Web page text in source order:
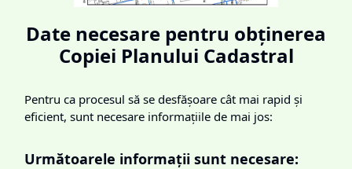
Date necesare pentru obținerea
Copiei Planului Cadastral
Pentru ca procesul să se desfășoare cât mai rapid și
eficient, sunt necesare informațiile de mai jos:
Următoarele informații sunt necesare: